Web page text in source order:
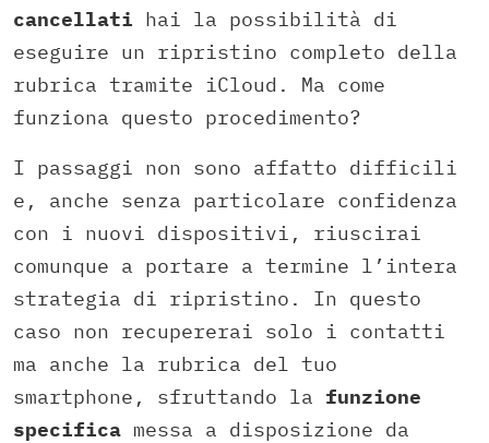
cancellati hai la possibilità di
eseguire un ripristino completo della
rubrica tramite iCloud. Ma come
funziona questo procedimento?
I passaggi non sono affatto difficili
e, anche senza particolare confidenza
con i nuovi dispositivi, riuscirai
comunque a portare a termine l’intera
strategia di ripristino. In questo
caso non recupererai solo i contatti
ma anche la rubrica del tuo
smartphone, sfruttando la funzione
specifica messa a disposizione da